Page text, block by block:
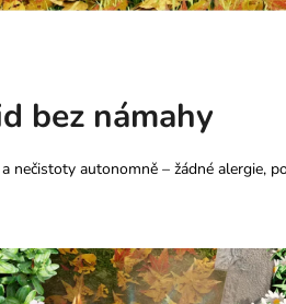
bez námahy
nečistoty autonomně – žádné alergie,